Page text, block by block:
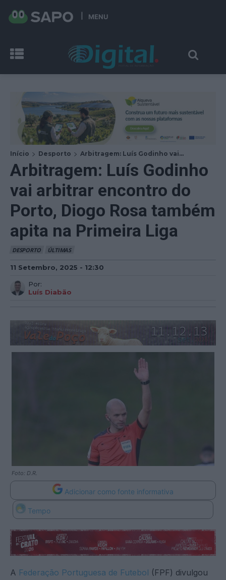
MENU
Início Desporto Arbitragem: Luís Godinho vai...
Arbitragem: Luís Godinho
vai arbitrar encontro do
Porto, Diogo Rosa também
apita na Primeira Liga
DESPORTO ÚLTIMAS
11 Setembro, 2025 - 12:30
Por:
Luís Diabão
Foto: D.R.
Adicionar como fonte informativa
Tempo
A Federação Portuguesa de Futebol (FPF) divulgou